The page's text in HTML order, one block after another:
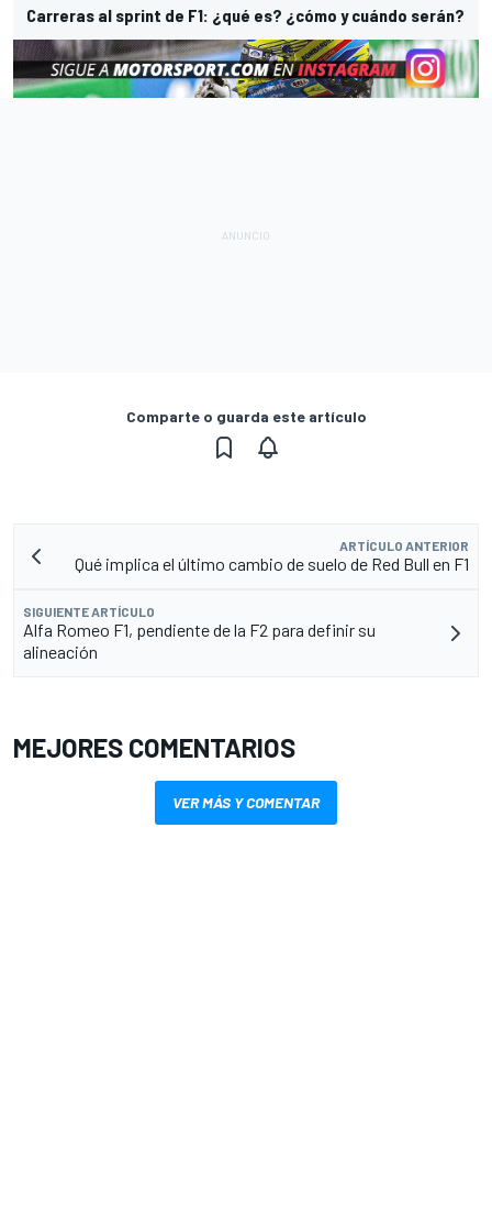
Carreras al sprint de F1: ¿qué es? ¿cómo y cuándo serán?
Comparte o guarda este artículo
ARTÍCULO ANTERIOR
Qué implica el último cambio de suelo de Red Bull en F1
SIGUIENTE ARTÍCULO
Alfa Romeo F1, pendiente de la F2 para definir su
alineación
MEJORES COMENTARIOS
VER MÁS Y COMENTAR